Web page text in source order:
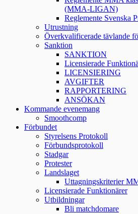
(MMA-LIGAN)
Reglemente Svenska
Utrustning
Överkvalificerade tävlande
Sanktion
SANKTION
Licensierade
LICENSIERING
AVGIFTER
RAPPORTERING
ANSÖKAN
Kommande evenemang
Smoothcomp
Förbundet
Styrelsens Protokoll
Förbundsprotokoll
Stadgar
Protester
Landslaget
Uttagningskriterier
Licensierade Funktionärer
Utbildningar
Bli matchdomare